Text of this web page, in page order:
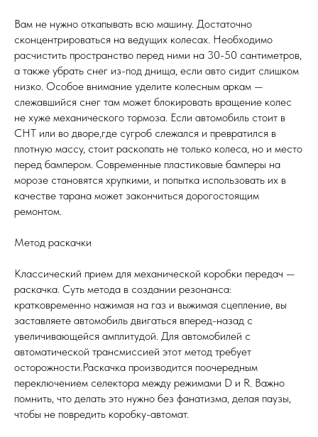
Вам не нужно откапывать всю машину. Достаточно
сконцентрироваться на ведущих колесах. Необходимо
расчистить пространство перед ними на 30-50 сантиметров,
а также убрать снег из-под днища, если авто сидит слишком
низко. Особое внимание уделите колесным аркам —
слежавшийся снег там может блокировать вращение колес
не хуже механического тормоза. Если автомобиль стоит в
СНТ или во дворе,где сугроб слежался и превратился в
плотную массу, стоит раскопать не только колеса, но и место
перед бампером. Современные пластиковые бамперы на
морозе становятся хрупкими, и попытка использовать их в
качестве тарана может закончиться дорогостоящим
ремонтом.
Метод раскачки
Классический прием для механической коробки передач —
раскачка. Суть метода в создании резонанса:
кратковременно нажимая на газ и выжимая сцепление, вы
заставляете автомобиль двигаться вперед-назад с
увеличивающейся амплитудой. Для автомобилей с
автоматической трансмиссией этот метод требует
осторожности.Раскачка производится поочередным
переключением селектора между режимами D и R. Важно
помнить, что делать это нужно без фанатизма, делая паузы,
чтобы не повредить коробку-автомат.